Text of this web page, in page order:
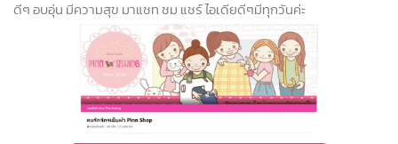
ดีๆ อบอุ่น มีความสุข มาแชท ชม แชร์ ไอเดียดีๆมีทุกวันค่ะ